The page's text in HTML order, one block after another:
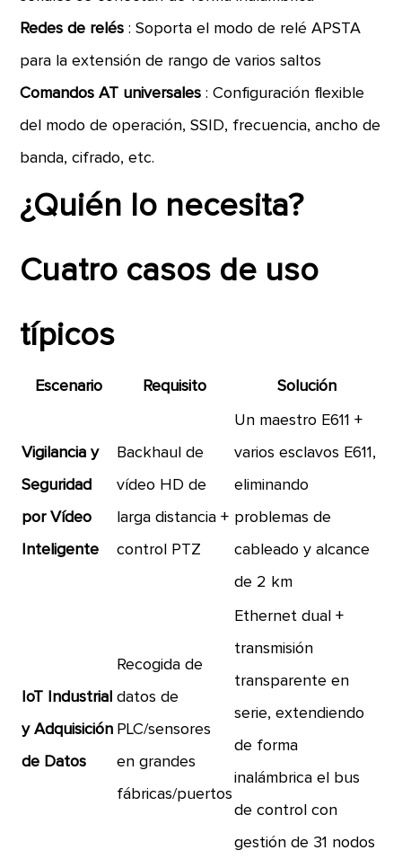
Redes de relés: Soporta el modo de relé APSTA
para la extensión de rango de varios saltos
Comandos AT universales: Configuración flexible
del modo de operación, SSID, frecuencia, ancho de
banda, cifrado, etc.
¿Quién lo necesita?
Cuatro casos de uso
típicos
Escenario Requisito Solución
Vigilancia y
Seguridad
por Vídeo
Inteligente
Backhaul de
vídeo HD de
larga distancia +
control PTZ
Un maestro E611 +
varios esclavos E611,
eliminando
problemas de
cableado y alcance
de 2 km
IoT Industrial
y Adquisición
de Datos
Recogida de
datos de
PLC/sensores
en grandes
fábricas/puertos
Ethernet dual +
transmisión
transparente en
serie, extendiendo
de forma
inalámbrica el bus
de control con
gestión de 31 nodos